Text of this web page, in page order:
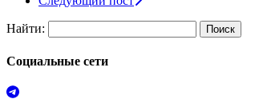
Найти:
Социальные сети